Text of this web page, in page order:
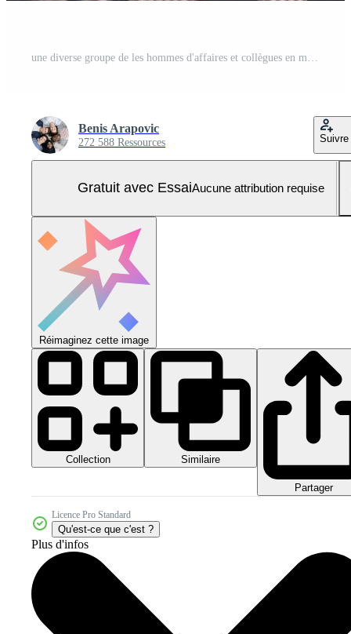
Benis Arapovic
272 588 Ressources Suivre
Gratuit avec EssaiAucune attribution requise
Réimaginez cette image
Collection Similaire
Partager
Licence Pro Standard
Qu'est-ce que c'est ?
Plus d'infos